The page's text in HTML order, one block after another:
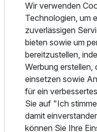
Einzelzimmer
1 Erwachsenen
Überliefertes aus
und internationale
Gänge-Menüs von
Hochgeistiges und edle
rustikalen Ambiente des
könnte es anders sein -
„aufgewertet“ wurde.
Ort, wie man ihn in
Entspannen im
Wir verwenden
Technologien, um
zuverlässigen
bieten sowie um
bereitzustellen,
Werbung erstellen,
einsetzen sowie
für ein
Sie auf "Ich
damit
können Sie Ihre